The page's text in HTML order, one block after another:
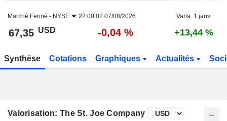
Marché Fermé - NYSE 22:00:02 07/08/2026 Varia. 1 janv.
67,35 USD -0,04 % +13,44 %
Synthèse Cotations Graphiques Actualités
Valorisation: The St. Joe Company